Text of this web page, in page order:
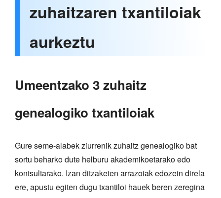
zuhaitzaren txantiloiak
aurkeztu
Umeentzako 3 zuhaitz
genealogiko txantiloiak
Gure seme-alabek ziurrenik zuhaitz genealogiko bat
sortu beharko dute helburu akademikoetarako edo
kontsultarako. Izan ditzaketen arrazoiak edozein direla
ere, apustu egiten dugu txantiloi hauek beren zeregina